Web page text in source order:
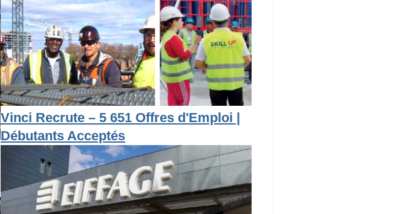
Vinci Recrute – 5 651 Offres d'Emploi |
Débutants Acceptés